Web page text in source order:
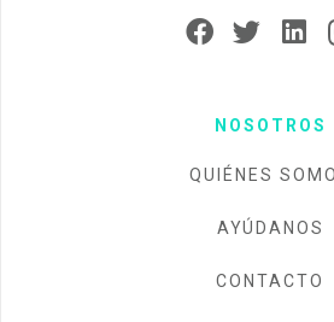
NOSOTROS
QUIÉNES
AYÚDANOS
CONTACTO